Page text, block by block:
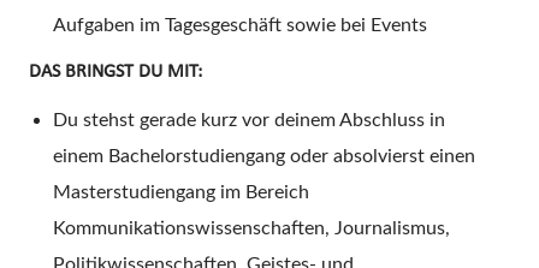
Aufgaben im Tagesgeschäft sowie bei Events
DAS BRINGST DU MIT:
Du stehst gerade kurz vor deinem Abschluss in
einem Bachelorstudiengang oder absolvierst einen
Masterstudiengang im Bereich
Kommunikationswissenschaften, Journalismus,